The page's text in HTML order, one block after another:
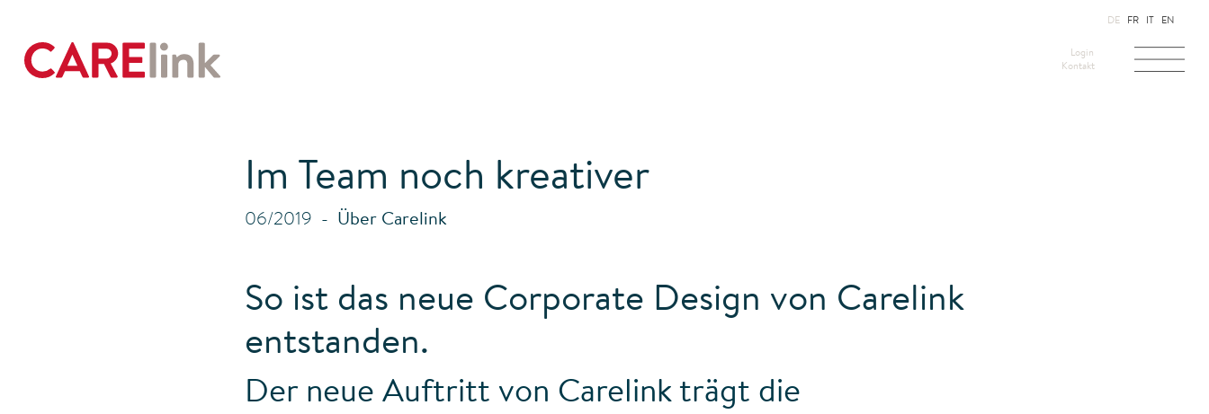
Login
Kontakt
DE FR EN
Im Team noch kreativer
06/2019 Über Carelink
So ist das neue Corporate Design von Carelink
entstanden.
Der neue Auftritt von Carelink trägt die